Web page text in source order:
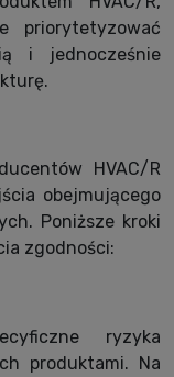
priorytetyzować
i jednocześnie
HVAC/R
obejmującego
Poniższe kroki
zgodności:
ryzyka
produktami. Na